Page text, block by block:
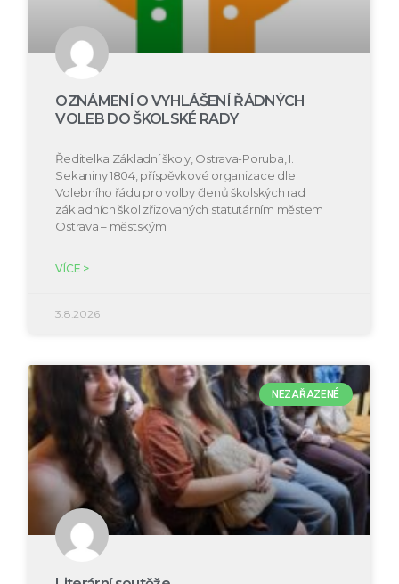
OZNÁMENÍ O VYHLÁŠENÍ ŘÁDNÝCH
VOLEB DO ŠKOLSKÉ RADY
Ředitelka Základní školy, Ostrava-Poruba, I.
Sekaniny 1804, příspěvkové organizace dle
Volebního řádu pro volby členů školských rad
základních škol zřizovaných statutárním městem
Ostrava – městským
VÍCE >
3.8.2026
NEZAŘAZENÉ